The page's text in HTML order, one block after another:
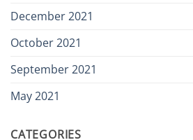
December 2021
October 2021
September 2021
May 2021
CATEGORIES